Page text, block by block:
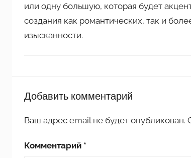
или одну большую, которая будет
создания как романтических, так и
изысканности.
о
е
к
Добавить комментарий
Ваш адрес email не будет опубликован.
Комментарий *